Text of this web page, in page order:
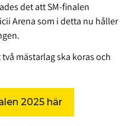
det att SM-finalen
Arena som i detta nu håller
mästarlag ska koras och
2025 här